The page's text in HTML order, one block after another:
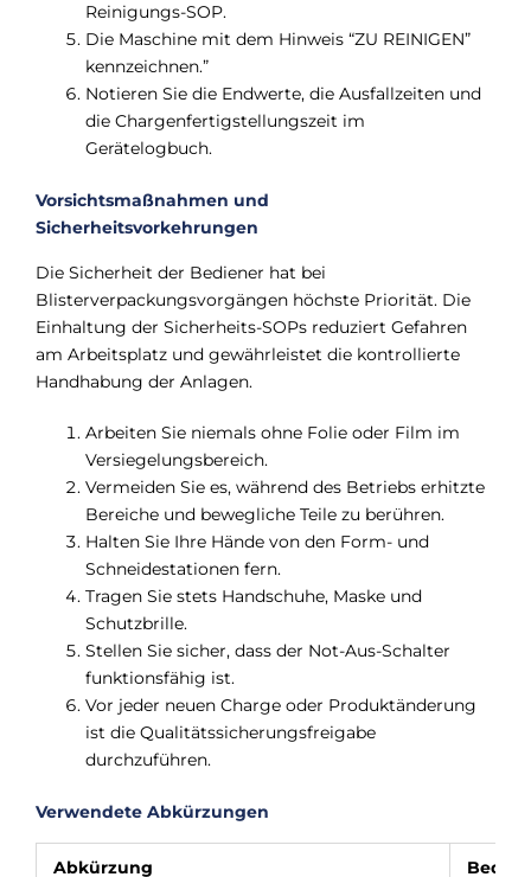
Reinigungs-SOP.
Die Maschine mit dem Hinweis “ZU REINIGEN”
kennzeichnen.”
Notieren Sie die Endwerte, die Ausfallzeiten und
die Chargenfertigstellungszeit im
Gerätelogbuch.
Vorsichtsmaßnahmen und
Sicherheitsvorkehrungen
Die Sicherheit der Bediener hat bei
Blisterverpackungsvorgängen höchste Priorität. Die
Einhaltung der Sicherheits-SOPs reduziert Gefahren
am Arbeitsplatz und gewährleistet die kontrollierte
Handhabung der Anlagen.
Arbeiten Sie niemals ohne Folie oder Film im
Versiegelungsbereich.
Vermeiden Sie es, während des Betriebs erhitzte
Bereiche und bewegliche Teile zu berühren.
Halten Sie Ihre Hände von den Form- und
Schneidestationen fern.
Tragen Sie stets Handschuhe, Maske und
Schutzbrille.
Stellen Sie sicher, dass der Not-Aus-Schalter
funktionsfähig ist.
Vor jeder neuen Charge oder Produktänderung
ist die Qualitätssicherungsfreigabe
durchzuführen.
Verwendete Abkürzungen
Abkürzung